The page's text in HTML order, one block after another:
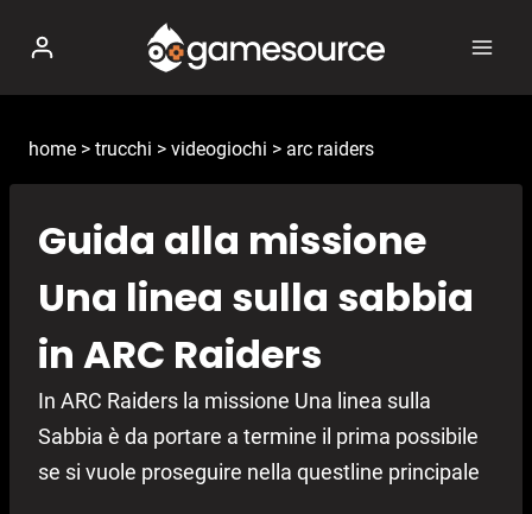
contenuto
home > trucchi > videogiochi > arc raiders
Guida alla missione
Una linea sulla sabbia
in ARC Raiders
In ARC Raiders la missione Una linea sulla
Sabbia è da portare a termine il prima possibile
se si vuole proseguire nella questline principale